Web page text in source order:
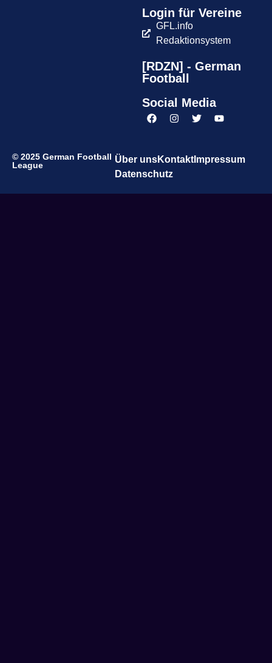
Login für Vereine
GFL.info
Redaktionsystem
[RDZN] - German
Football
Social Media
© 2025 German Football
League
Über unsKontaktImpressum
Datenschutz